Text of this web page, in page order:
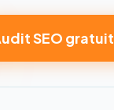
SEO gratuit